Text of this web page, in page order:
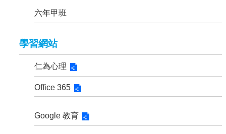
六年甲班
學習網站
仁為心理
Office 365
Google 教育